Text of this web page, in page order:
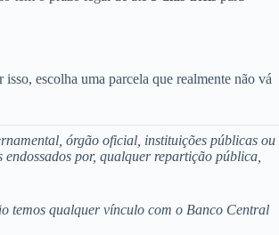
escolha uma parcela que realmente não vá
órgão oficial, instituições públicas ou
por, qualquer repartição pública,
temos qualquer vínculo com o Banco Central